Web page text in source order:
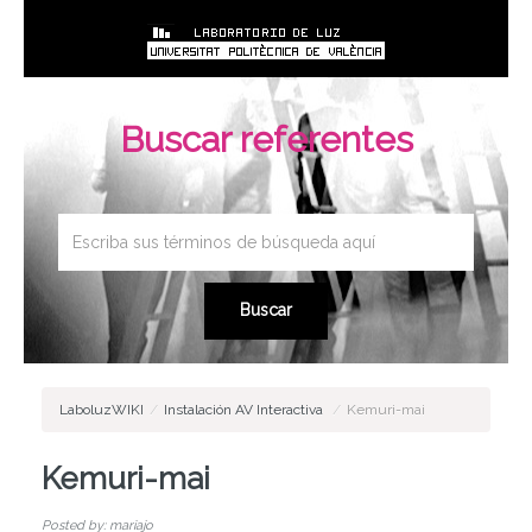
Buscar referentes
LaboluzWIKI / Instalación AV Interactiva / Kemuri-mai
Kemuri-mai
Posted by: mariajo